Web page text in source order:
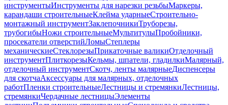
инструментыИнструменты для нарезки резьбыМаркеры,
карандаши строительныеКлейма ударныеСтроительно-
монтажный инструментЗаклепочникиТруборезы,
трубогибыНожи строительныеМультитулыПробойники,
просекатели отверстийЛомыСтеплеры
механическиеСтеклорезыПрикаточные валикиОтделочный
инструментПлиткорезыКельмы, шпатели, гладилкиМалярный,
отделочный инструментСкотч, ленты малярныеДиспенсеры
для скотчаАксессуары для малярных, отделочных
работПленки строительныеЛестницы и стремянкиЛестницы,
стремянкиЧердачные лестницыЭлементы